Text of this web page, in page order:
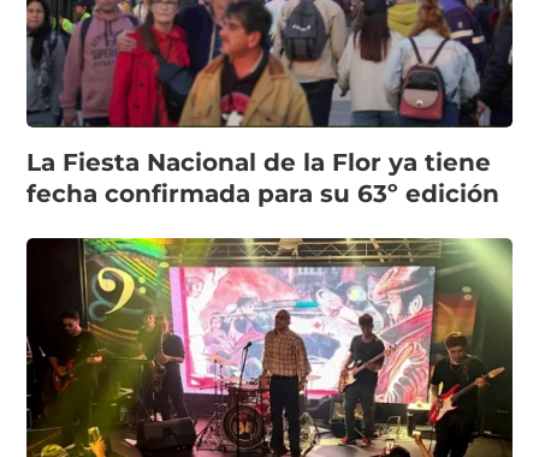
La Fiesta Nacional de la Flor ya tiene
fecha confirmada para su 63º edición